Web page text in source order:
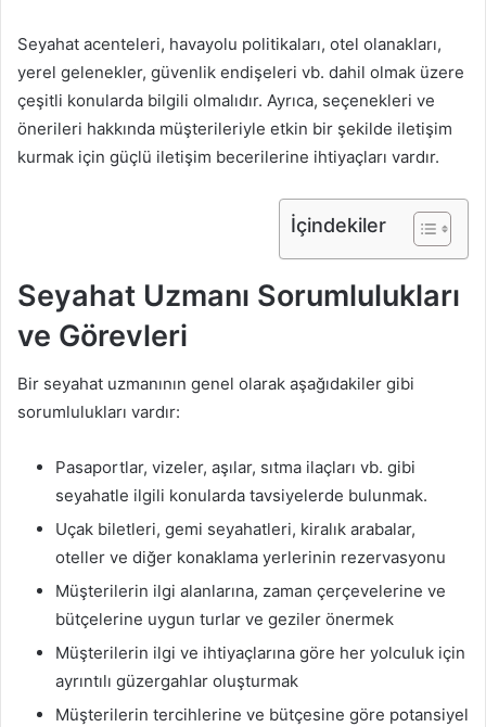
Seyahat acenteleri, havayolu politikaları, otel olanakları,
yerel gelenekler, güvenlik endişeleri vb. dahil olmak üzere
çeşitli konularda bilgili olmalıdır. Ayrıca, seçenekleri ve
önerileri hakkında müşterileriyle etkin bir şekilde iletişim
kurmak için güçlü iletişim becerilerine ihtiyaçları vardır.
İçindekiler
Seyahat Uzmanı Sorumlulukları
ve Görevleri
Bir seyahat uzmanının genel olarak aşağıdakiler gibi
sorumlulukları vardır:
Pasaportlar, vizeler, aşılar, sıtma ilaçları vb. gibi
seyahatle ilgili konularda tavsiyelerde bulunmak.
Uçak biletleri, gemi seyahatleri, kiralık arabalar,
oteller ve diğer konaklama yerlerinin rezervasyonu
Müşterilerin ilgi alanlarına, zaman çerçevelerine ve
bütçelerine uygun turlar ve geziler önermek
Müşterilerin ilgi ve ihtiyaçlarına göre her yolculuk için
ayrıntılı güzergahlar oluşturmak
Müşterilerin tercihlerine ve bütçesine göre potansiyel